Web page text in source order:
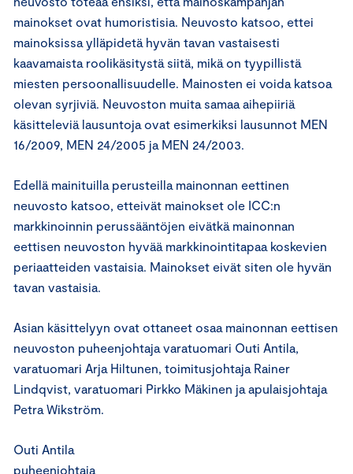
mainokset ovat humoristisia. Neuvosto katsoo, ettei
mainoksissa ylläpidetä hyvän tavan vastaisesti
kaavamaista roolikäsitystä siitä, mikä on tyypillistä
miesten persoonallisuudelle. Mainosten ei voida katsoa
olevan syrjiviä. Neuvoston muita samaa aihepiiriä
käsitteleviä lausuntoja ovat esimerkiksi lausunnot MEN
16/2009, MEN 24/2005 ja MEN 24/2003.
Edellä mainituilla perusteilla mainonnan eettinen
neuvosto katsoo, etteivät mainokset ole ICC:n
markkinoinnin perussääntöjen eivätkä mainonnan
eettisen neuvoston hyvää markkinointitapaa koskevien
periaatteiden vastaisia. Mainokset eivät siten ole hyvän
tavan vastaisia.
Asian käsittelyyn ovat ottaneet osaa mainonnan eettisen
neuvoston puheenjohtaja varatuomari Outi Antila,
varatuomari Arja Hiltunen, toimitusjohtaja Rainer
Lindqvist, varatuomari Pirkko Mäkinen ja apulaisjohtaja
Petra Wikström.
Outi Antila
puheenjohtaja